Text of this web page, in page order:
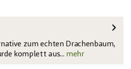
zum echten Drachenbaum,
komplett aus... mehr